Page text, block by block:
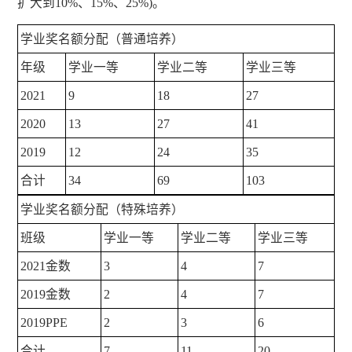
扩大到10%、15%、25%)。
学业奖名额分配（普通培养）
年级 学业一等 学业二等 学业三等
2021 9 18 27
2020 13 27 41
2019 12 24 35
合计 34 69 103
学业奖名额分配（特殊培养）
班级 学业一等 学业二等 学业三等
2021金数 3 4 7
2019金数 2 4 7
2019PPE 2 3 6